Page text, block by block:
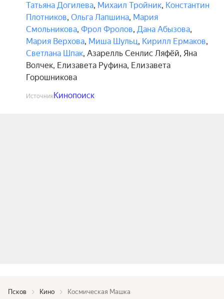
Татьяна Догилева, Михаил Тройник, Константин
Плотников, Ольга Лапшина, Мария
Смольникова, Фрол Фролов, Дана Абызова,
Мария Верхова, Миша Шульц, Кирилл Ермаков,
Светлана Шпак, Азарелль Сенлис Ляфёй, Яна
Волчек, Елизавета Руфина, Елизавета
Горошникова
ИсточникКинопоиск
Псков Кино Космическая Машка